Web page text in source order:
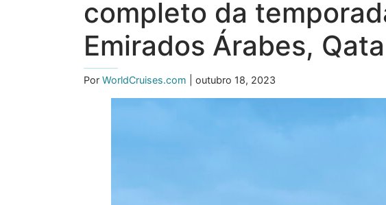
completo da
Emirados Árabes,
Por WorldCruises.com | outubro 18, 2023